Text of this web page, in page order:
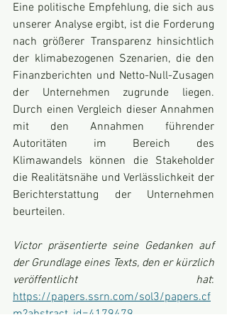
Eine politische Empfehlung, die sich aus
unserer Analyse ergibt, ist die Forderung
nach größerer Transparenz hinsichtlich
der klimabezogenen Szenarien, die den
Finanzberichten und Netto-Null-Zusagen
der Unternehmen zugrunde liegen.
Durch einen Vergleich dieser Annahmen
mit den Annahmen führender
Autoritäten im Bereich des
Klimawandels können die Stakeholder
die Realitätsnähe und Verlässlichkeit der
Berichterstattung der Unternehmen
beurteilen.
Victor präsentierte seine Gedanken auf
der Grundlage eines Texts, den er kürzlich
veröffentlicht hat
https://papers.ssrn.com/sol3/papers.cf
m?abstract_id=4179479